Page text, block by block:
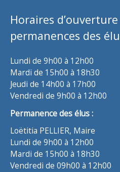
Horaires
permanences des
Lundi de 9h00 à 12h00
Mardi de 15h00 à 18h30
Jeudi de 14h00 à 17h00
Vendredi de 9h00 à 12h00
Permanence des élus :
Loëtitia PELLIER, Maire
Lundi de 9h00 à 12h00
Mardi de 15h00 à 18h30
Vendredi de 09h00 à 12h00